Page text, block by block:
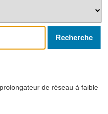
Recherche
de réseau à faible